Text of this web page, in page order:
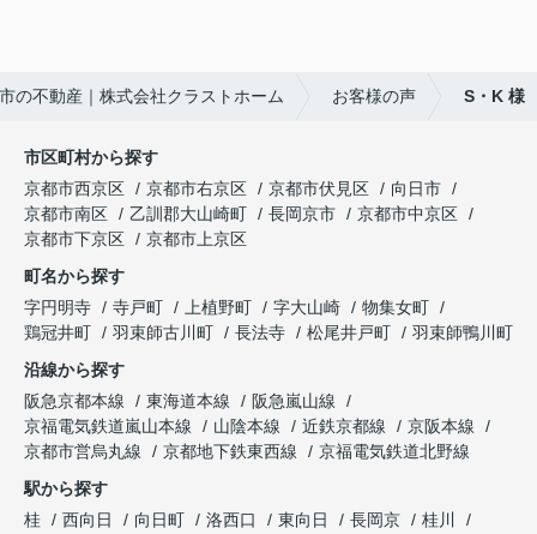
いと思います。
矢野さんのこれからのご活躍とご健勝を心よりお祈
不安も多くありましたが、安心して相談できる会
社・担当者様でした。
特に担当してくださった中野様、柴田様には大変お
世話になりました。誠実にご対応いただき、本当に
の不動産｜株式会社クラストホーム お客様の声 S・K 様
市区町村から探す
京都市西京区
京都市右京区 京都市伏見区
向日市
京都市南区
乙訓郡大山崎町 長岡京市
京都市中京区
京都市下京区
京都市上京区
町名から探す
字円明寺
寺戸町 上植野町 字大山崎
物集女町
鶏冠井町
羽束師古川町 長法寺 松尾井戸町
羽束師鴨川町
沿線から探す
阪急京都本線
東海道本線
阪急嵐山線
京福電気鉄道嵐山本線
山陰本線 近鉄京都線
京阪本線
京都市営烏丸線
京都地下鉄東西線
京福電気鉄道北野線
駅から探す
桂
西向日 向日町 洛西口 東向日 長岡京
桂川